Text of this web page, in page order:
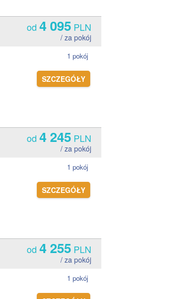
od 4 095 PLN
/ za pokój
1 pokój
SZCZEGÓŁY
od 4 245 PLN
/ za pokój
1 pokój
SZCZEGÓŁY
od 4 255 PLN
/ za pokój
1 pokój